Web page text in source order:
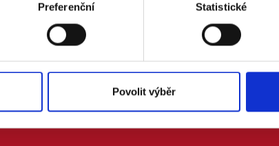
Preferenční Statistické
Povolit výběr